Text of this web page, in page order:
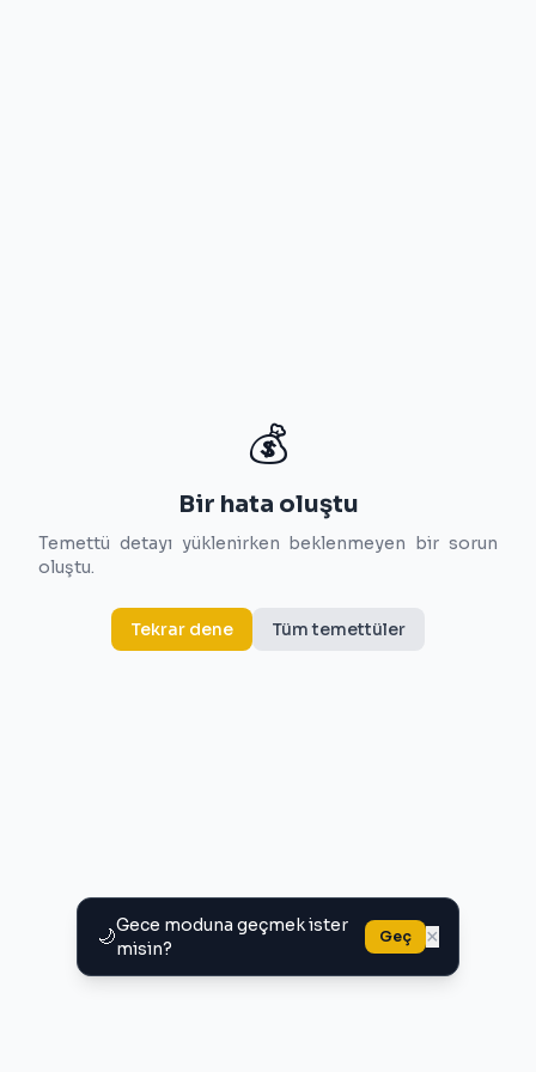
🌙Gece moduna geçmek ister
misin?
Geç ×
💰
Bir hata oluştu
Temettü detayı yüklenirken beklenmeyen bir sorun
oluştu.
Tekrar dene Tüm temettüler